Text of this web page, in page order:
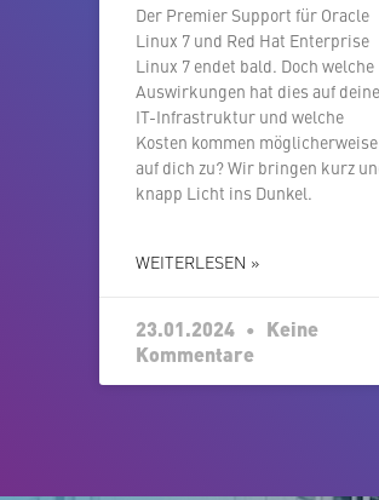
Der Premier Support für Oracle
Linux 7 und Red Hat En­ter­pri­se
Linux 7 endet bald. Doch welche
Aus­wir­kun­gen hat dies auf deine
IT-In­fra­struk­tur und welche
Kosten kommen mög­li­cher­wei­se
auf dich zu? Wir bringen kurz
knapp Licht ins Dunkel.
WEITERLESEN »
23.01.2024
Keine
Kommentare